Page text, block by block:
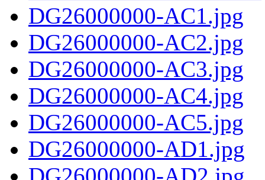
DG26000000-AC1.jpg
DG26000000-AC2.jpg
DG26000000-AC3.jpg
DG26000000-AC4.jpg
DG26000000-AC5.jpg
DG26000000-AD1.jpg